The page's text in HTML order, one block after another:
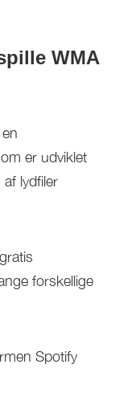
WMA
er udviklet
lydfiler
forskellige
Spotify